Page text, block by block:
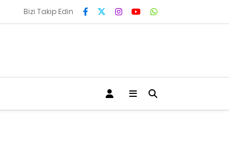
Bizi Takip Edin